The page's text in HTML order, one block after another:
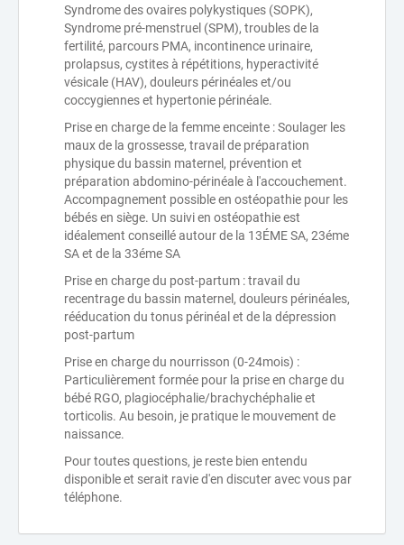
Syndrome des ovaires polykystiques (SOPK),
Syndrome pré-menstruel (SPM), troubles de la
fertilité, parcours PMA, incontinence urinaire,
prolapsus, cystites à répétitions, hyperactivité
vésicale (HAV), douleurs périnéales et/ou
coccygiennes et hypertonie périnéale.
Prise en charge de la femme enceinte : Soulager les
maux de la grossesse, travail de préparation
physique du bassin maternel, prévention et
préparation abdomino-périnéale à l'accouchement.
Accompagnement possible en ostéopathie pour les
bébés en siège. Un suivi en ostéopathie est
idéalement conseillé autour de la 13ÉME SA, 23éme
SA et de la 33éme SA
Prise en charge du post-partum : travail du
recentrage du bassin maternel, douleurs périnéales,
rééducation du tonus périnéal et de la dépression
post-partum
Prise en charge du nourrisson (0-24mois) :
Particulièrement formée pour la prise en charge du
bébé RGO, plagiocéphalie/brachychéphalie et
torticolis. Au besoin, je pratique le mouvement de
naissance.
Pour toutes questions, je reste bien entendu
disponible et serait ravie d'en discuter avec vous par
téléphone.